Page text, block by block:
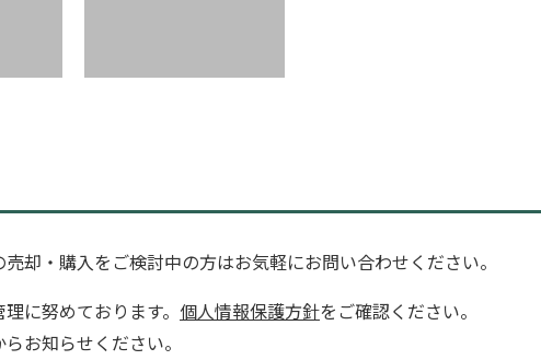
却・購入をご検討中の方はお気軽にお問い合わせください。
に努めております。 個人情報保護方針をご確認ください。
お知らせください。